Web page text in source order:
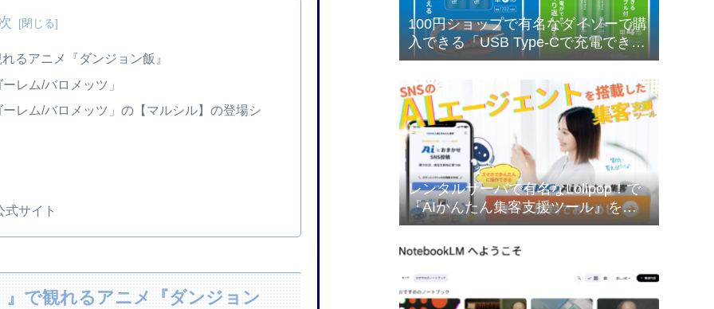
るアニメ『ダンジョン飯』
レム/バロメッツ」
レム/バロメッツ」の【マルシル】の登場シ
サイト
で観れるアニメ『ダンジョン
100円ショップで有名なダイソーで購
入できる「USB Type-Cで充電できる
乾電池型バッテリー」の購入検討に
ついて❣
レンタルサーバで有名なLolipop！で
『AIかんたん集客支援ツール』を無
料でお試しできます❣